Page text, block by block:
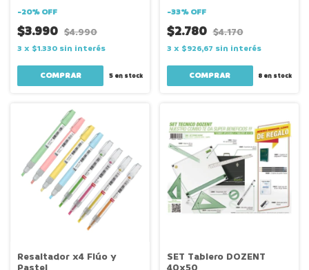
-20%OFF
$3.990 $4.990
3 x $1.330 sin interés
5en stock
-33%OFF
$2.780 $4.170
3 x $926,67 sin interés
8 en stock
Resaltador x4 Flúo y
SET Tablero DOZENT